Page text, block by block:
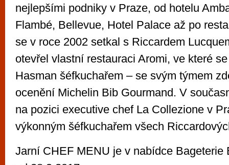
nejlepšími podniky v Praze, od hotelu
Flambé, Bellevue, Hotel Palace až po
se v roce 2002 setkal s Riccardem
otevřel vlastní restauraci Aromi, ve které
Hasman šéfkuchařem – se svým týmem
ocenění Michelin Bib Gourmand. V
na pozici executive chef La Collezione v
výkonným šéfkuchařem všech
Jarní CHEF MENU je v nabídce Bageterie